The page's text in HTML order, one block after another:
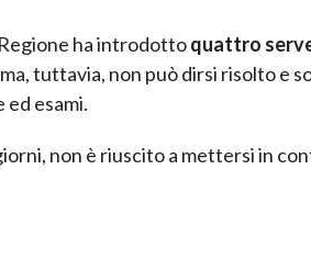
ha introdottoquattro
tuttavia, non può dirsi risolto e
esami.
non è riuscito a mettersi in